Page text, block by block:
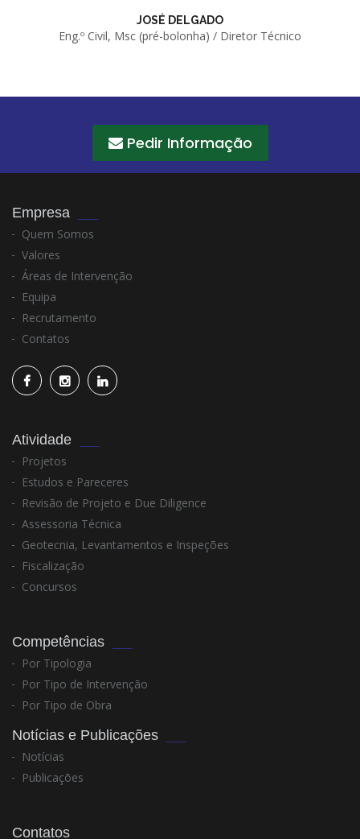
JOSÉ DELGADO
Eng.º Civil, Msc (pré-bolonha) / Diretor Técnico
Pedir Informação
Empresa
Quem Somos
Valores
Áreas de Intervenção
Equipa
Recrutamento
Contatos
Atividade
Projetos
Estudos e Pareceres
Revisão de Projeto e Due Diligence
Assessoria Técnica
Geotecnia, Levantamentos e Inspeções
Fiscalização
Concursos
Competências
Por Tipologia
Por Tipo de Intervenção
Por Tipo de Obra
Notícias e Publicações
Notícias
Publicações
Contatos